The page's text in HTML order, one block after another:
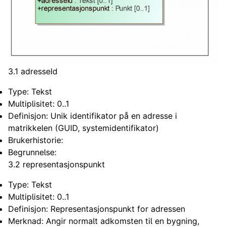
3.1 adresseId
Type: Tekst
Multiplisitet: 0..1
Definisjon: Unik identifikator på en adresse i
matrikkelen (GUID, systemidentifikator)
Brukerhistorie:
Begrunnelse:
3.2 representasjonspunkt
Type: Tekst
Multiplisitet: 0..1
Definisjon: Representasjonspunkt for adressen
Merknad: Angir normalt adkomsten til en bygning,